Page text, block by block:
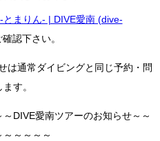
まりん- | DIVE愛南 (dive-
認下さい。
は通常ダイビングと同じ予約・問
す。
DIVE愛南ツアーのお知らせ～～
～～～～